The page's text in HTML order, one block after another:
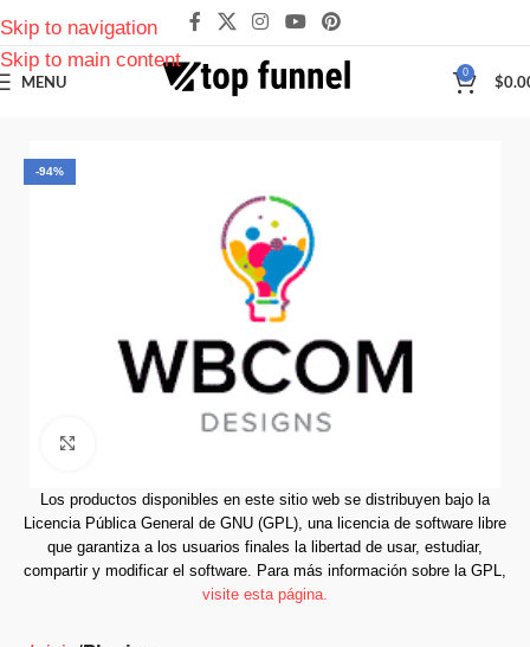
Skip to navigation
Skip to main content
MENU 0 $
-94%
Los productos disponibles en este sitio web se distribuyen bajo la
Licencia Pública General de GNU (GPL), una licencia de software libre
que garantiza a los usuarios finales la libertad de usar, estudiar,
compartir y modificar el software. Para más información sobre la GPL,
visite esta página.